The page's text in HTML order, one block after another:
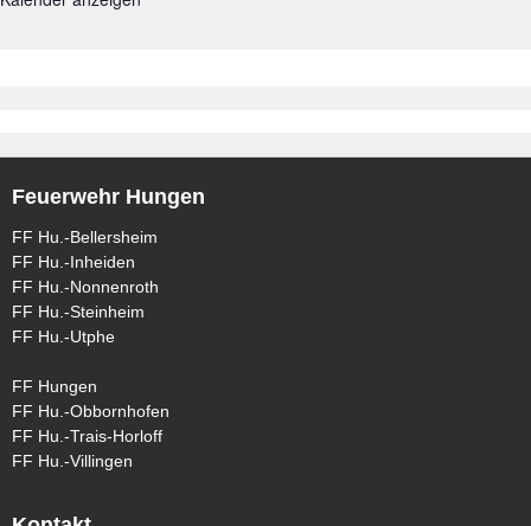
Feuerwehr Hungen
FF Hu.-Bellersheim
FF Hu.-Inheiden
FF Hu.-Nonnenroth
FF Hu.-Steinheim
FF Hu.-Utphe
FF Hungen
FF Hu.-Obbornhofen
FF Hu.-Trais-Horloff
FF Hu.-Villingen